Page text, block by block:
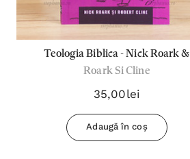
Teologia Biblica - Nick Roark &
Robert Cline
Roark Si Cline
35,00lei
Adaugă în coș